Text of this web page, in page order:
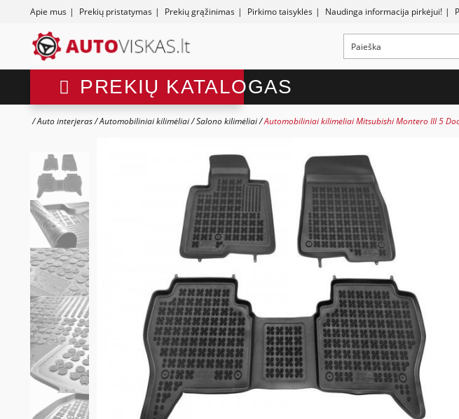
Apie mus | Prekių pristatymas | Prekių grąžinimas | Pirkimo taisyklės | Naudinga informacija pirkėjui! |
PREKIŲ KATALOGAS
Auto interjeras Automobiliniai kilimėliai Salono kilimėliai Automobiliniai kilimėliai Mitsubishi Montero III 5